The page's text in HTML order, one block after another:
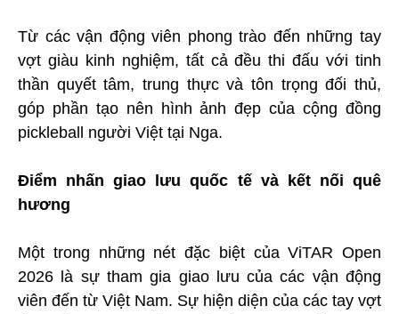
Từ các vận động viên phong trào đến những tay
vợt giàu kinh nghiệm, tất cả đều thi đấu với tinh
thần quyết tâm, trung thực và tôn trọng đối thủ,
góp phần tạo nên hình ảnh đẹp của cộng đồng
pickleball người Việt tại Nga.
Điểm nhấn giao lưu quốc tế và kết nối quê
hương
Một trong những nét đặc biệt của ViTAR Open
2026 là sự tham gia giao lưu của các vận động
viên đến từ Việt Nam. Sự hiện diện của các tay vợt